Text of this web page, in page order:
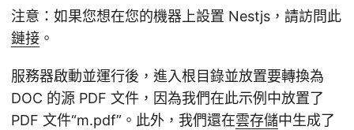
注意：如果您想在您的機器上設置 Nestjs，請訪問此
鏈接 。
服務器啟動並運行後，進入根目錄並放置要轉換為
DOC 的源 PDF 文件，因為我們在此示例中放置了
PDF 文件“m.pdf”。此外，我們還在雲存儲中生成了